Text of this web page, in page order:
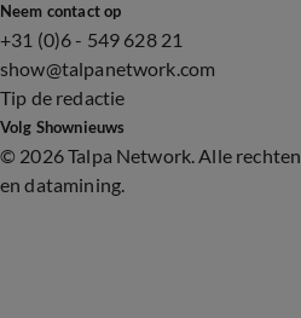
Neem contact op
+31 (0)6 - 549 628 21
show@talpanetwork.com
Tip de redactie
Volg Shownieuws
© 2026 Talpa Network. Alle
en datamining.